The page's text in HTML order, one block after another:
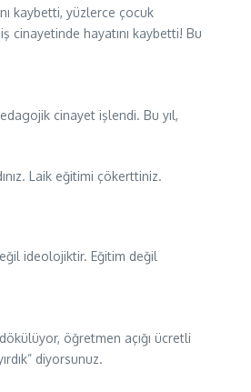
kaybetti, yüzlerce çocuk
cinayetinde hayatını kaybetti! Bu
cinayet işlendi. Bu yıl,
Laik eğitimi çökerttiniz.
ideolojiktir. Eğitim değil
öğretmen açığı ücretli
diyorsunuz.